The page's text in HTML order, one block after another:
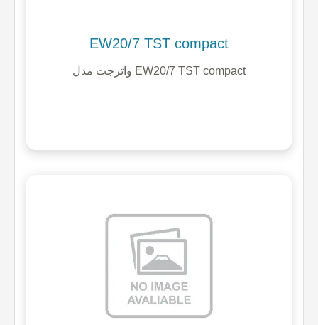
EW20/7 TST compact
واترجت مدل EW20/7 TST compact